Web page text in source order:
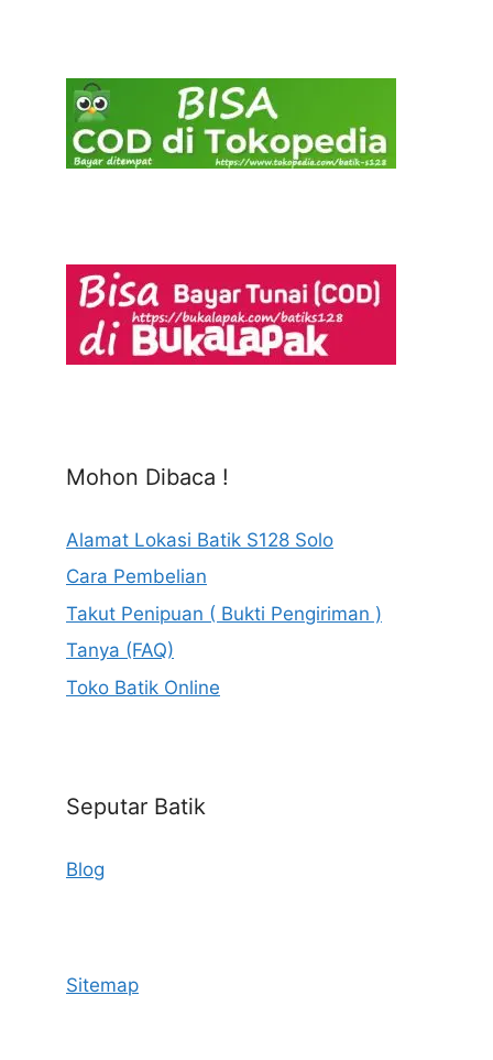
Mohon Dibaca !
Alamat Lokasi Batik S128 Solo
Cara Pembelian
Takut Penipuan ( Bukti Pengiriman )
Tanya (FAQ)
Toko Batik Online
Seputar Batik
Blog
Sitemap